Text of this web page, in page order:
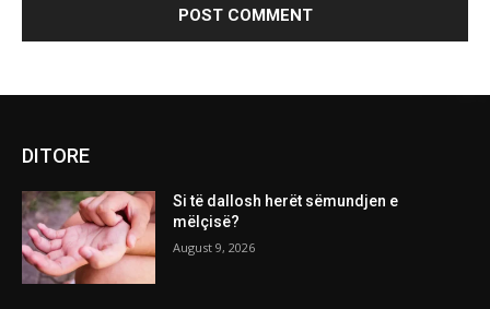
DITORE
Si të dallosh herët sëmundjen e
mëlçisë?
August 9, 2026